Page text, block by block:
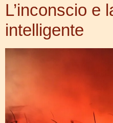
L’inconscio e
intelligente